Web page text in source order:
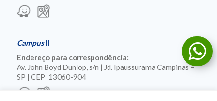
CampusII
Endereço para correspondência:
Av. John Boyd Dunlop, s/n | Jd. Ipaussurama Campinas –
SP | CEP: 13060-904